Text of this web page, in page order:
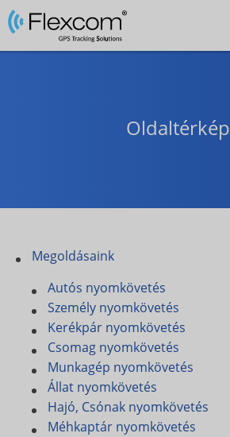
Oldaltérkép
Megoldásaink
Autós nyomkövetés
Személy nyomkövetés
Kerékpár nyomkövetés
Csomag nyomkövetés
Munkagép nyomkövetés
Állat nyomkövetés
Hajó, Csónak nyomkövetés
Méhkaptár nyomkövetés